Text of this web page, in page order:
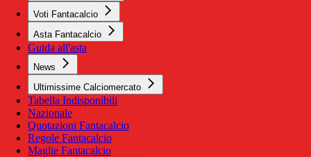
Voti Fantacalcio
Asta Fantacalcio
Guida all'asta
News
Ultimissime Calciomercato
Tabella Indisponibili
Nazionale
Quotazioni Fantacalcio
Regole Fantacalcio
Maglie Fantacalcio